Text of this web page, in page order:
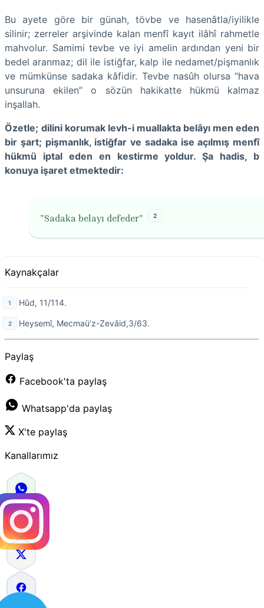
Bu ayete göre bir günah, tövbe ve hasenâtla/iyilikle
silinir; zerreler arşivinde kalan menfî kayıt ilâhî rahmetle
mahvolur. Samimi tevbe ve iyi amelin ardından yeni bir
bedel aranmaz; dil ile istiğfar, kalp ile nedamet/pişmanlık
ve mümkünse sadaka kâfidir. Tevbe nasûh olursa “hava
unsuruna ekilen” o sözün hakikatte hükmü kalmaz
inşallah.
Özetle; dilini korumak levh-i muallakta belâyı men eden
bir şart; pişmanlık, istiğfar ve sadaka ise açılmış menfî
hükmü iptal eden en kestirme yoldur. Şa hadis, b
konuya işaret etmektedir:
"Sadaka belayı defeder" 2
Kaynakçalar
Hûd, 11/114.
Heysemî, Mecmaü’z-Zevâid,3/63.
Paylaş
Facebook'ta paylaş
Whatsapp'da paylaş
X'te paylaş
Kanallarımız